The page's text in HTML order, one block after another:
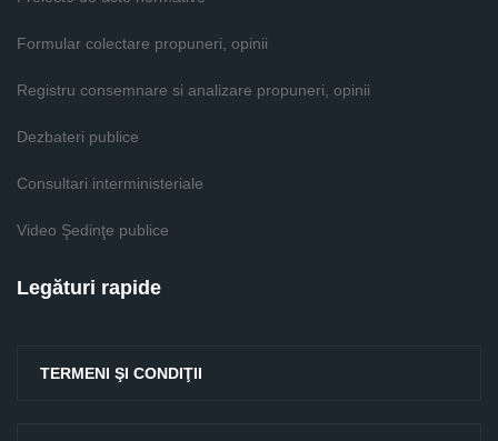
Formular colectare propuneri, opinii
Registru consemnare si analizare propuneri, opinii
Dezbateri publice
Consultari interministeriale
Video Şedinţe publice
Legături rapide
TERMENI ŞI CONDIŢII